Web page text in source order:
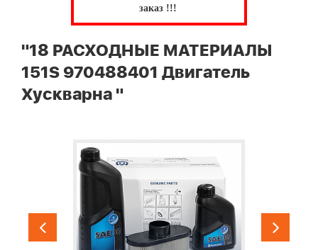
заказ !!!
"18 РАСХОДНЫЕ МАТЕРИАЛЫ
151S 970488401 Двигатель
Хускварна "